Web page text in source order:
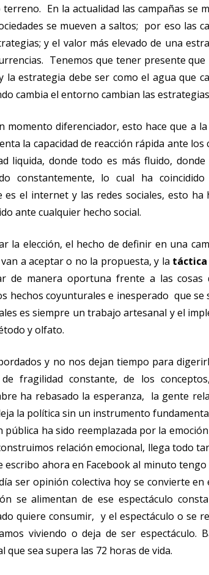
En la actualidad las campañas se
se mueven a saltos; por eso las
y el valor más elevado de una
Tenemos que tener presente que
la estrategia debe ser como el agua que
cambia el entorno cambian las
momento diferenciador, esto hace que a
la capacidad de reacción rápida ante los
liquida, donde todo es más fluido, donde
constantemente, lo cual ha
el internet y las redes sociales, esto ha
ante cualquier hecho social.
la elección, el hecho de definir en una
a aceptar o no la propuesta, y la táctica
de manera oportuna frente a las cosas
hechos coyunturales e inesperado que se
es siempre un trabajo artesanal y el
y olfato.
y no nos dejan tiempo para
fragilidad constante, de los
ha rebasado la esperanza, la gente
la política sin un instrumento
ha sido reemplazada por la
relación emocional, llega todo
ahora en Facebook al minuto tengo
ser opinión colectiva hoy se convierte en
se alimentan de ese espectáculo
quiere consumir, y el espectáculo o se
viviendo o deja de ser espectáculo.
sea supera las 72 horas de vida.